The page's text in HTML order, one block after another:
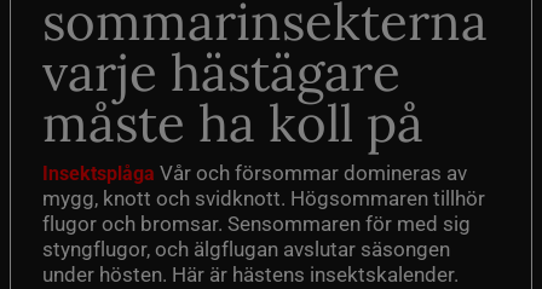
sommarinsekterna
varje hästägare
måste ha koll på
Insektsplåga Vår och försommar domineras av
mygg, knott och svidknott. Högsommaren tillhör
flugor och bromsar. Sensommaren för med sig
styngflugor, och älgflugan avslutar säsongen
under hösten. Här är hästens insektskalender.